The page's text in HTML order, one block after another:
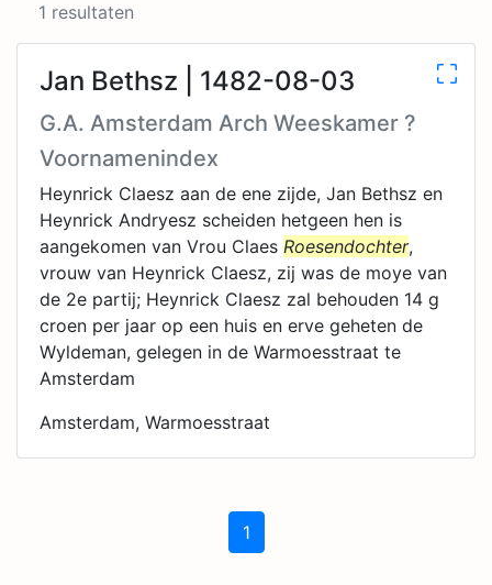
1 resultaten
Jan Bethsz | 1482-08-03
G.A. Amsterdam Arch Weeskamer ?
Voornamenindex
Heynrick Claesz aan de ene zijde, Jan Bethsz en
Heynrick Andryesz scheiden hetgeen hen is
aangekomen van Vrou Claes Roesendochter,
vrouw van Heynrick Claesz, zij was de moye van
de 2e partij; Heynrick Claesz zal behouden 14 g
croen per jaar op een huis en erve geheten de
Wyldeman, gelegen in de Warmoesstraat te
Amsterdam
Amsterdam, Warmoesstraat
1